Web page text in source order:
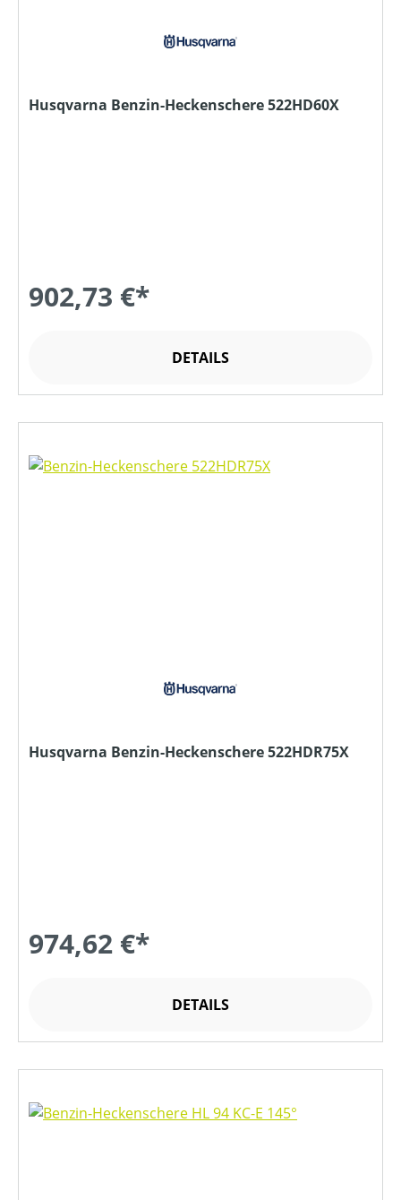
Husqvarna Benzin-Heckenschere 522HD60X
902,73 €*
DETAILS
Husqvarna Benzin-Heckenschere 522HDR75X
974,62 €*
DETAILS